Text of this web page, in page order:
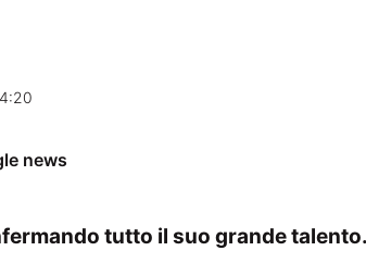
news
tutto il suo grande talento.